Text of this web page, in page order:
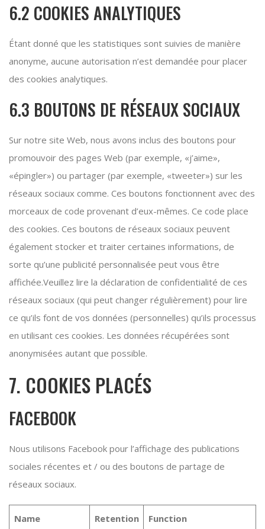
6.2 COOKIES ANALYTIQUES
Étant donné que les statistiques sont suivies de manière
anonyme, aucune autorisation n’est demandée pour placer
des cookies analytiques.
6.3 BOUTONS DE RÉSEAUX SOCIAUX
Sur notre site Web, nous avons inclus des boutons pour
promouvoir des pages Web (par exemple, «j’aime»,
«épingler») ou partager (par exemple, «tweeter») sur les
réseaux sociaux comme. Ces boutons fonctionnent avec des
morceaux de code provenant d’eux-mêmes. Ce code place
des cookies. Ces boutons de réseaux sociaux peuvent
également stocker et traiter certaines informations, de
sorte qu’une publicité personnalisée peut vous être
affichée.Veuillez lire la déclaration de confidentialité de ces
réseaux sociaux (qui peut changer régulièrement) pour lire
ce qu’ils font de vos données (personnelles) qu’ils processus
en utilisant ces cookies. Les données récupérées sont
anonymisées autant que possible.
7. COOKIES PLACÉS
FACEBOOK
Nous utilisons Facebook pour l’affichage des publications
sociales récentes et / ou des boutons de partage de
réseaux sociaux.
Name Retention Function